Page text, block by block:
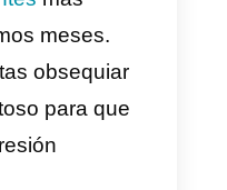
un evento de